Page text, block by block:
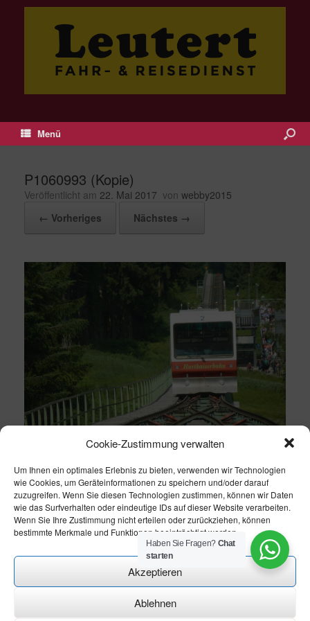
Cookie-Zustimmung verwalten
Um Ihnen ein optimales Erlebnis zu bieten, verwenden wir Technologien
wie Cookies, um Geräteinformationen zu speichern und/oder darauf
zuzugreifen. Wenn Sie diesen Technologien zustimmen, können wir Daten
wie das Surfverhalten oder eindeutige IDs auf dieser Website verarbeiten.
Wenn Sie Ihre Zustimmung nicht erteilen oder zurückziehen, können
bestimmte Merkmale und Funktionen beeinträchtigt werden.
Akzeptieren
Ablehnen
Menü
P1060993 (Kopie)
Veröffentlicht am 22. Mai 2017 von webby2015
← Vorheriges
Nächstes →
CN-Homepageservice
Haben Sie Fragen? Chat
starten